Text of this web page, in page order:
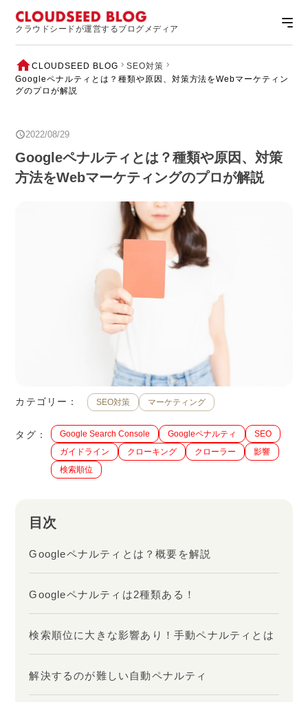
クラウドシードが運営するブログメディア
CLOUDSEED BLOG
SEO対策
Googleペナルティとは？種類や原因、対策方法をWebマーケティン
グのプロが解説
2022/08/29
Googleペナルティとは？種類や原因、対策
方法をWebマーケティングのプロが解説
カテゴリー： SEO対策 マーケティング
タグ： Google Search Console Googleペナルティ
SEO
ガイドライン
クローキング クローラー
影響
検索順位
目次
Googleペナルティとは？概要を解説
Googleペナルティは2種類ある！
検索順位に大きな影響あり！手動ペナルティとは
解決するのが難しい自動ペナルティ